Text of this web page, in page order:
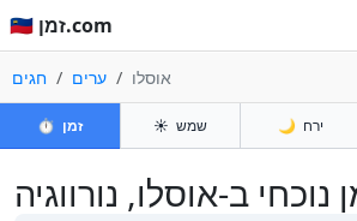
🇮🇱 זמן.com
חגים ערים אוסלו
⏱️ זמן ☀️ שמש 🌙 ירח